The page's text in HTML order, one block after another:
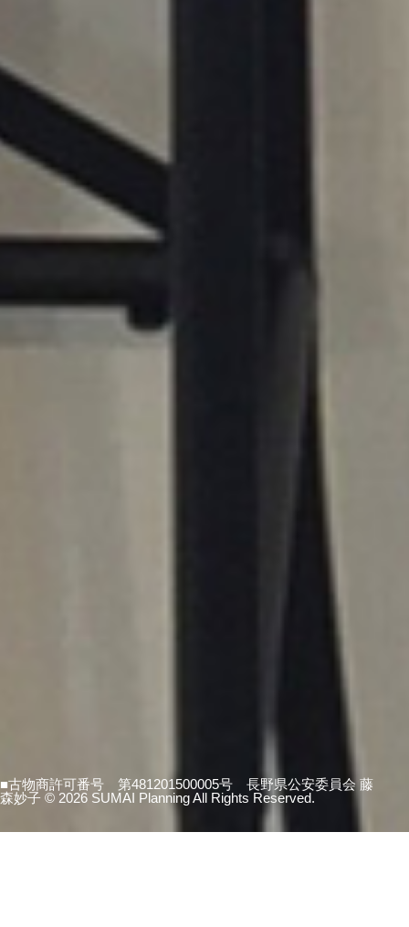
■古物商許可番号 第481201500005号 長野県公安委員会 藤
森妙子 © 2026 SUMAI Planning All Rights Reserved.